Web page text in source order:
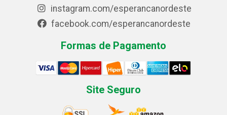
instagram.com/esperancanordeste
facebook.com/esperancanordeste
Formas de Pagamento
Site Seguro